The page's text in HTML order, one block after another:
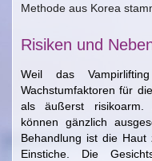
Methode aus Korea
Risiken und
Weil das
Wachstumfaktoren für
als äußerst
können gänzlich
Behandlung ist die Haut
Einstiche. Die